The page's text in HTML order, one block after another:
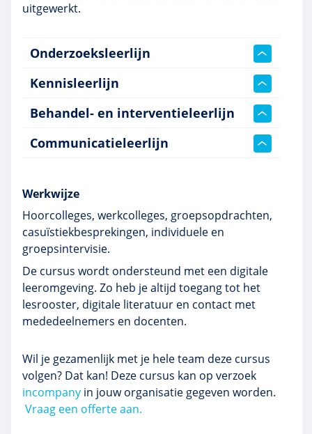
uitgewerkt.
Onderzoeksleerlijn
Kennisleerlijn
Behandel- en interventieleerlijn
Communicatieleerlijn
Werkwijze
Hoorcolleges, werkcolleges, groepsopdrachten,
casuïstiekbesprekingen, individuele en
groepsintervisie.
De cursus wordt ondersteund met een digitale
leeromgeving. Zo heb je altijd toegang tot het
lesrooster, digitale literatuur en contact met
mededeelnemers en docenten.
Wil je gezamenlijk met je hele team deze cursus
volgen? Dat kan! Deze cursus kan op verzoek
incompany in jouw organisatie gegeven worden.
Vraag een offerte aan.